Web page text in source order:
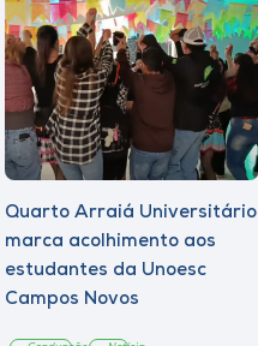
Quarto Arraiá Universitário
marca acolhimento aos
estudantes da Unoesc
Campos Novos